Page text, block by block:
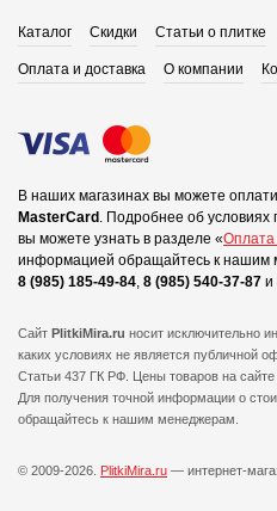
Каталог Скидки Статьи о плитке
Оплата и доставка О компании
В наших магазинах вы можете
MasterCard . Подробнее об условиях
вы можете узнать в разделе «Оплата
информацией обращайтесь к
8 (985) 185-49-84, 8 (985) 540-37-87 и
Сайт PlitkiMira.ru носит исключительно
каких условиях не является публичной
Статьи 437 ГК РФ. Цены товаров на сайте
Для получения точной информации о
обращайтесь к нашим менеджерам.
© 2009-2026. PlitkiMira.ru — интернет-